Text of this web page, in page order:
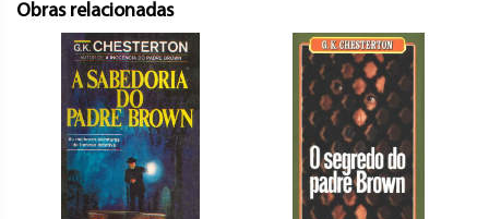
Obras relacionadas